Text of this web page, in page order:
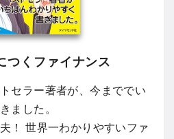
つくファイナンス
セラー著者が、今まででい
ました。
！ 世界一わかりやすいファ